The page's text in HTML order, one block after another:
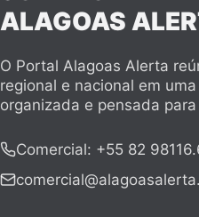
ALAGOAS
O Portal Alagoas Alerta
regional e nacional em
organizada e pensada
Comercial: +55 82